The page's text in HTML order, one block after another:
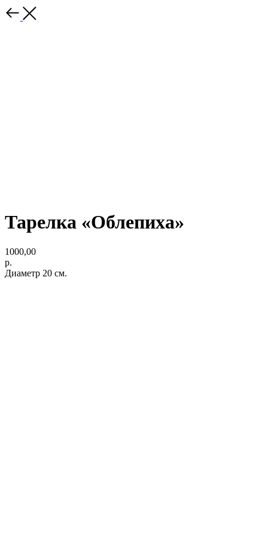
Тарелка «Облепиха»
1000,00
р.
Диаметр 20 см.